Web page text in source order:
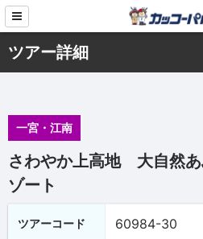
ツアー詳細
一宮・江南
さわやか上高地 大自然あ
ゾート
ツアーコード 60984-30